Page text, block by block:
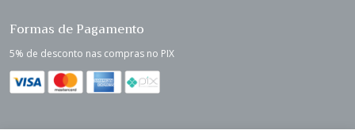
Formas de Pagamento
5% de desconto nas compras no PIX